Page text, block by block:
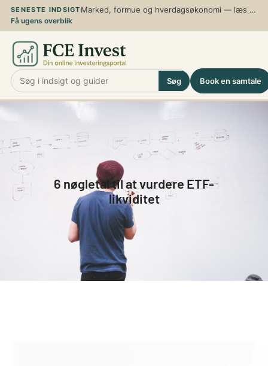
Spring
indhold
SENESTE INDSIGT Marked, formue og hverdagsøkonomi — læs de nyeste analyser, guider og perspektiver
Få ugens overblik
Søg Book en samtale
6 nøgletal til at vurdere ETF-
likviditet